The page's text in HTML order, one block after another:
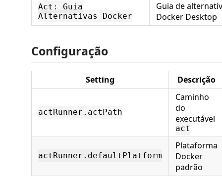
Act: Guia
Alternativas Docker
Guia de
Docker Desktop
Configuração
Setting Descrição
actRunner.actPath
Caminho
do
executável
act
actRunner.defaultPlatform
Plataforma
Docker
padrão